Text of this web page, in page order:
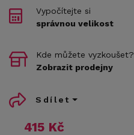
415 Kč
Vypočítejte si
správnou velikost
Kde můžete vyzkoušet?
Zobrazit prodejny
Sdílet